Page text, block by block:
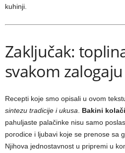
kuhinji.
Zaključak:
svakom zalogaju
Recepti koje smo opisali u ovom
sintezu tradicije i ukusa
Bakini
pahuljaste palačinke nisu samo
porodice i ljubavi koje se prenose sa
Njihova jednostavnost u pripremi u